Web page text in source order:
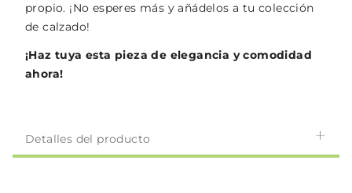
propio. ¡No esperes más y añádelos a tu colección
de calzado!
¡Haz tuya esta pieza de elegancia y comodidad
ahora!
Detalles del producto